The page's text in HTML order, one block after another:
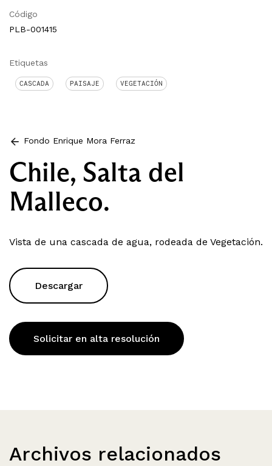
Código
PLB-001415
Etiquetas
CASCADA PAISAJE VEGETACIÓN
Fondo Enrique Mora Ferraz
Chile, Salta del
Malleco.
Vista de una cascada de agua, rodeada de Vegetación.
Descargar
Solicitar en alta resolución
Archivos relacionados